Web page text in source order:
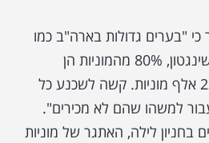
כי "בערים גדולות בארה"ב כמו
שיקגו, סן פרנסיסקו או וושינגטון, 80% מהמוניות הן
היברידיות. בישראל יש 23 אלף מוניות. קשה לשכנע כל
למשהו שהם לא מכירים".
בחניון לילה, האתגר של מוניות